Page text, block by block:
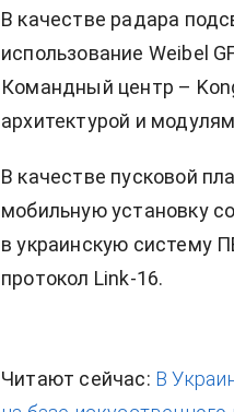
В качестве радара
использование Weibel
Командный центр –
архитектурой и
В качестве пусковой
мобильную установку
в украинскую систему
протокол Link-16.
Читают сейчас: В